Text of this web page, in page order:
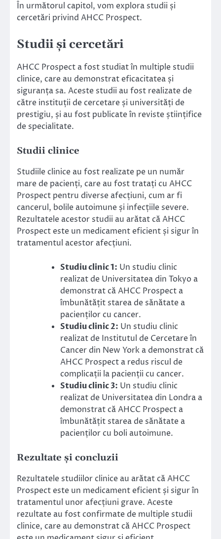
În următorul capitol, vom explora studii și
cercetări privind AHCC Prospect.
Studii și cercetări
AHCC Prospect a fost studiat în multiple studii
clinice, care au demonstrat eficacitatea și
siguranța sa. Aceste studii au fost realizate de
către instituții de cercetare și universități de
prestigiu, și au fost publicate în reviste științifice
de specialitate.
Studii clinice
Studiile clinice au fost realizate pe un număr
mare de pacienți, care au fost tratați cu AHCC
Prospect pentru diverse afecțiuni, cum ar fi
cancerul, bolile autoimune și infecțiile severe.
Rezultatele acestor studii au arătat că AHCC
Prospect este un medicament eficient și sigur în
tratamentul acestor afecțiuni.
Studiu clinic 1: Un studiu clinic
realizat de Universitatea din Tokyo a
demonstrat că AHCC Prospect a
îmbunătățit starea de sănătate a
pacienților cu cancer.
Studiu clinic 2: Un studiu clinic
realizat de Institutul de Cercetare în
Cancer din New York a demonstrat că
AHCC Prospect a redus riscul de
complicații la pacienții cu cancer.
Studiu clinic 3: Un studiu clinic
realizat de Universitatea din Londra a
demonstrat că AHCC Prospect a
îmbunătățit starea de sănătate a
pacienților cu boli autoimune.
Rezultate și concluzii
Rezultatele studiilor clinice au arătat că AHCC
Prospect este un medicament eficient și sigur în
tratamentul unor afecțiuni grave. Aceste
rezultate au fost confirmate de multiple studii
clinice, care au demonstrat că AHCC Prospect